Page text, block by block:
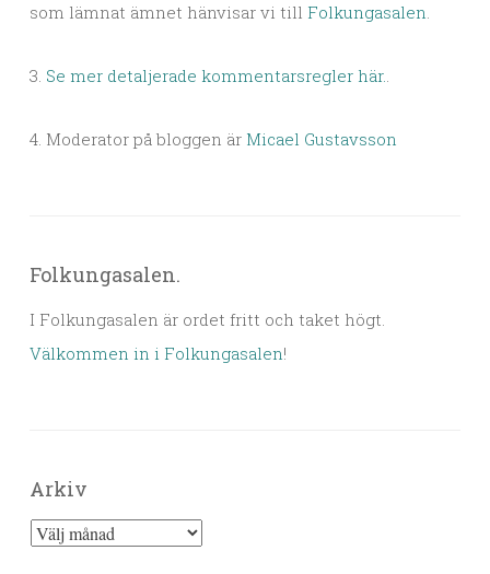
som lämnat ämnet hänvisar vi till Folkungasalen.
3. Se mer detaljerade kommentarsregler här..
4. Moderator på bloggen är Micael Gustavsson
Folkungasalen.
I Folkungasalen är ordet fritt och taket högt.
Välkommen in i Folkungasalen!
Arkiv
Arkiv